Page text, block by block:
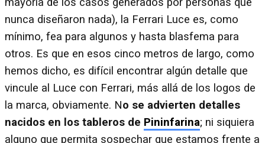
nunca diseñaron nada), la Ferrari Luce es, como
mínimo, fea para algunos y hasta blasfema para
otros. Es que en esos cinco metros de largo, como
hemos dicho, es difícil encontrar algún detalle que
vincule al Luce con Ferrari, más allá de los logos de
la marca, obviamente. No se advierten detalles
nacidos en los tableros de Pininfarina; ni siquiera
alguno que permita sospechar que estamos frente a